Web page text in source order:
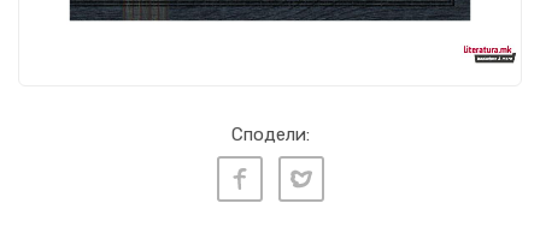
Сподели: